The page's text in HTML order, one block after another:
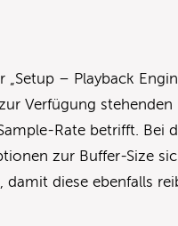
– Playback
Verfügung
Rate betrifft. Bei
zur Buffer-Size
damit diese ebenfalls